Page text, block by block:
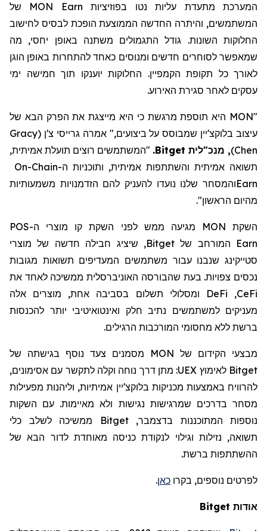
המערכת מתעדת עליות נטו בפוזיציות MON Earn של
המשתמשים, והיתרה החדשה הממוצעת הופכת לבסיס לחישוב
החלוקות השונות. גודל התגמולים משתנה באופן יחסי, מה
שמאפשר לסוחרים חדשים ומנוסים כאחד להתחרות באופן הוגן
לאורך כל תקופת הקמפיין. החלוקות יוענקו תוך חמישה ימי
עסקים לאחר סגירת האירוע.
"MON היא תוספת מרגשת כי היא מייצגת את הפרק הבא של
עיצוב בלוקצ'יין שמבוסס על ביצועים," אמרה גרייסי צ'ן (
Gracy
Chen
)
, מנכ"לית Bitget . "המשתמשים רוצים תועלת אמיתית,
תשואה אמיתית והשתתפות אמיתית, ותוכניות ה-On-Chain
Earnוהמסחר שלנו נועדו להעניק להם הזדמנויות משמעותיות
מהיום הראשון".
השקת MON מגיעה ממש לפני השקת קו מוצרי ה-POS
Earn המורחב שלBitget, שיציג חבילה חדשה של מוצרי
סטייקינג שנבנו עבור משתמשים המעדיפים תשואות מגובות
נכסים צפויות. בעת שהבורסה האוניברסלית ממשיכה לאחד את
CeFi
,
DeFi
ומסלולי תשלום בסביבה אחת, מוצרים אלה
מעניקים למשתמשים נתיב חלק ואינטואיטיבי יותר להכנסות
ברשת ללא מחסומי המורכבות הרגילים.
מבצעי הקידום של MON מסמנים צעד נוסף בגישתה של
Bitget לאימוץ UEX: מתן דרך נוחה וקלה לתקשר עם אסימונים,
להרוויח באמצעות מכניקות בלוקצ'יין אמיתיות, וליהנות מפעילות
מסחר בדרכים שמרגישות נגישות ולא מאיימות. עם השקות
נוספות המתוכננות בדצמבר,Bitget
ממשיכה לשלב כלי
תשואה, נזילות וגילוי לנקודת כניסה מאוחדת לדור הבא של
ההשתתפות ברשת.
לפרטים נוספים, בקרו כאן.
אודות